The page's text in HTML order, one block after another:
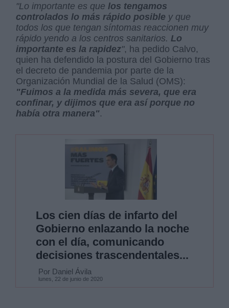
"Lo importante es que los tengamos
controlados lo más rápido posible y que
todos los que tengan síntomas reaccionen muy
rápido yendo a los centros sanitarios. Lo
importante es la rapidez", ha pedido Calvo,
quien ha defendido la postura del Gobierno tras
el decreto de pandemia por parte de la
Organización Mundial de la Salud (OMS):
"Fuimos a la medida más severa, que era
confinar, y dijimos que era así porque no
había otra manera".
Los cien días de infarto del
Gobierno enlazando la noche
con el día, comunicando
decisiones trascendentales...
Por Daniel Ávila
lunes, 22 de junio de 2020